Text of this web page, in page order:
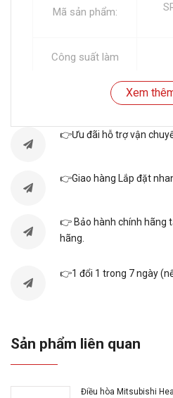
Mã sản phẩm:
Công suất làm
ấm:
Phạm vi hiệu quả
Độ ồn trung bình:
Loại Gas:
Xem
👉Ưu đãi hỗ trợ vận
👉Giao hàng Lắp đặt
👉 Bảo hành chính hãng
hãng.
👉1 đổi 1 trong 7 ngày
Sản phẩm liên quan
Điều hòa Mitsubishi